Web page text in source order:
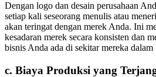
Dengan logo dan desain perusahaan
setiap kali seseorang menulis atau
akan teringat dengan merek Anda. Ini
kesadaran merek secara konsisten dan
bisnis Anda ada di sekitar mereka
c. Biaya Produksi yang